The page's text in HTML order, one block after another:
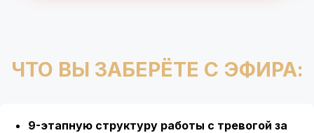
9-этапную структуру работы с тревогой за
Итого: вы получите 3 пошаговых